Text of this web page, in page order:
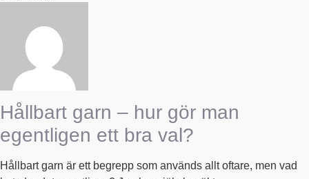
Hållbart garn – hur gör man
egentligen ett bra val?
Hållbart garn är ett begrepp som används allt oftare, men vad